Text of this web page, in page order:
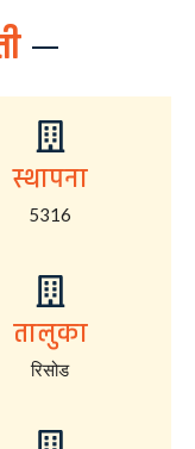
स्थापना
5316
तालुका
रिसोड